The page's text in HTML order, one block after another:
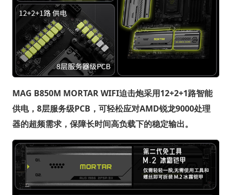
MAG B850M MORTAR WIFI迫击炮采用12+2+1路智能
供电，8层服务级PCB，可轻松应对AMD锐龙9000处理
器的超频需求，保障长时间高负载下的稳定输出。